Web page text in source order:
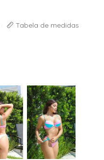
Tabela de medidas